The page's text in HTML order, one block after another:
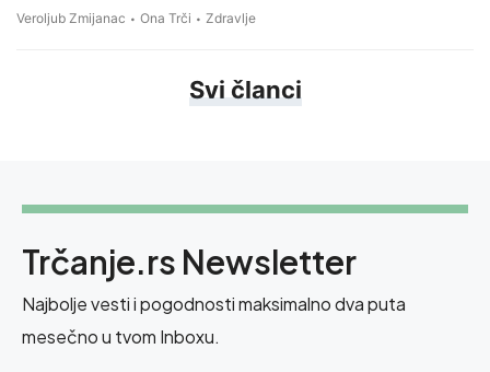
Veroljub Zmijanac Ona Trči Zdravlje
Svi članci
Trčanje.rs Newsletter
Najbolje vesti i pogodnosti maksimalno dva puta
mesečno u tvom Inboxu.